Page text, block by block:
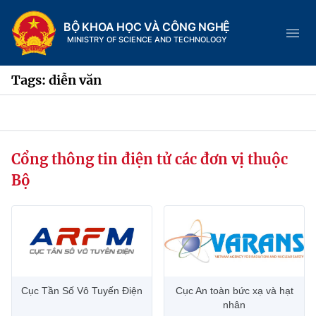
BỘ KHOA HỌC VÀ CÔNG NGHỆ
MINISTRY OF SCIENCE AND TECHNOLOGY
Trang chủ
Chức năng nhiệm vụ
Tin tức sự kiện
Hệ thống văn bản
Tags: diễn văn
Cổng thông tin điện tử các đơn vị thuộc
Bộ
Cục Tần Số Vô Tuyến Điện
Cục An toàn bức xạ và hạt
nhân